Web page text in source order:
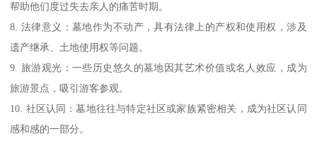
帮助他们度过失去亲人的痛苦时期。
8. 法律意义：墓地作为不动产，具有法律上的产权和使用权，涉及
遗产继承、土地使用权等问题。
9. 旅游观光：一些历史悠久的墓地因其艺术价值或名人效应，成为
旅游景点，吸引游客参观。
10. 社区认同：墓地往往与特定社区或家族紧密相关，成为社区认同
感和感的一部分。